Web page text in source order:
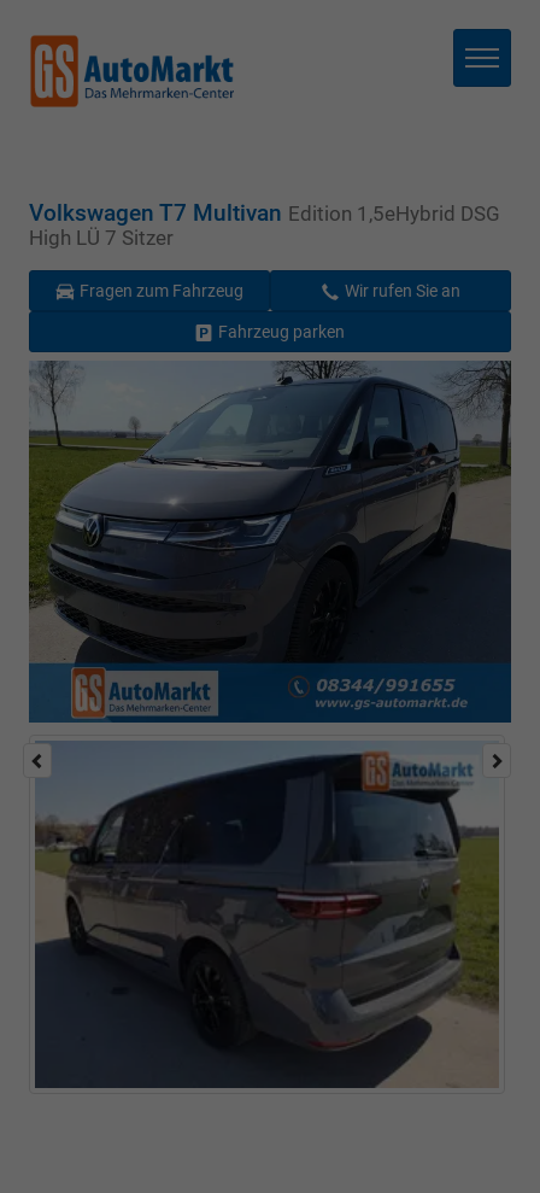
Menü
Volkswagen T7 Multivan Edition 1,5eHybrid DSG
High LÜ 7 Sitzer
Fragen zum Fahrzeug Wir rufen Sie an
Fahrzeug parken